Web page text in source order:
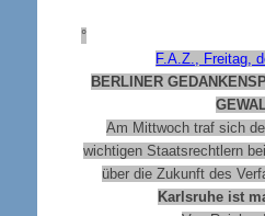
°
F.A.Z., Freitag,
BERLINER
Am Mittwoch traf sich
wichtigen Staatsrechtlern
über die Zukunft des
Karlsruhe ist